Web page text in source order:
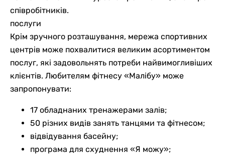
співробітників.
послуги
Крім зручного розташування, мережа спортивних
центрів може похвалитися великим асортиментом
послуг, які задовольнять потреби найвимогливіших
клієнтів. Любителям фітнесу «Малібу» може
запропонувати:
17 обладнаних тренажерами залів;
50 різних видів занять танцями та фітнесом;
відвідування басейну;
програма для схуднення «Я можу»;